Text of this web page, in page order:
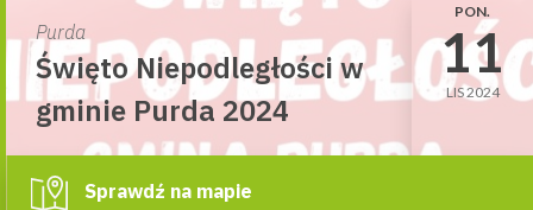
Purda
Święto Niepodległości w
gminie Purda 2024
PON.
11
LIS 2024
Sprawdź na mapie